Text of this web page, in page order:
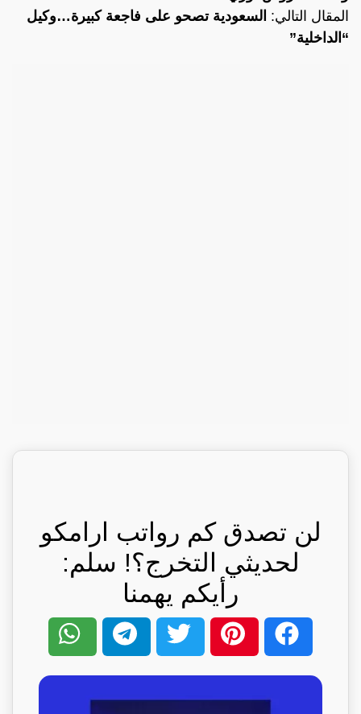
المقال التالي: السعودية تصحو على فاجعة كبيرة…وكيل
“الداخلية”
لن تصدق كم رواتب ارامكو
لحديثي التخرج؟! سلم:
رأيكم يهمنا